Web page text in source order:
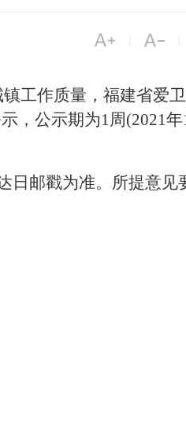
 
镇工作质量，福建省爱
，公示期为1周(2021
邮戳为准。所提意见